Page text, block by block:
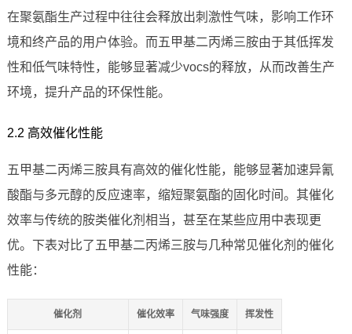
在聚氨酯生产过程中往往会释放出刺激性气味，影响工作环
境和终产品的用户体验。而五甲基二丙烯三胺由于其低挥发
性和低气味特性，能够显著减少vocs的释放，从而改善生产
环境，提升产品的环保性能。
2.2 高效催化性能
五甲基二丙烯三胺具有高效的催化性能，能够显著加速异氰
酸酯与多元醇的反应速率，缩短聚氨酯的固化时间。其催化
效率与传统的胺类催化剂相当，甚至在某些应用中表现更
优。下表对比了五甲基二丙烯三胺与几种常见催化剂的催化
性能：
催化剂 催化效率 气味强度 挥发性